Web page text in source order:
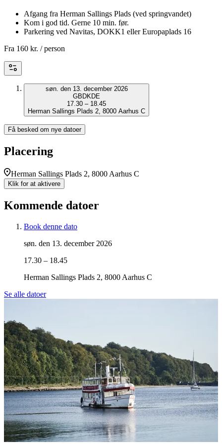
Afgang fra Herman Sallings Plads (ved springvandet)
Kom i god tid. Gerne 10 min. før.
Parkering ved Navitas, DOKK1 eller Europaplads 16
Fra 160 kr. / person
søn. den 13. december 2026
GB DKDE
17.30 – 18.45
Herman Sallings Plads 2, 8000 Aarhus C
Få besked om nye datoer
Placering
Herman Sallings Plads 2, 8000 Aarhus C
Klik for at aktivere
Kommende datoer
Book denne dato
søn. den 13. december 2026
17.30 – 18.45
Herman Sallings Plads 2, 8000 Aarhus C
Se alle datoer